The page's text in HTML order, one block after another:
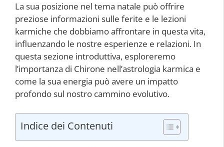
La sua posizione nel tema natale può offrire
preziose informazioni sulle ferite e le lezioni
karmiche che dobbiamo affrontare in questa vita,
influenzando le nostre esperienze e relazioni. In
questa sezione introduttiva, esploreremo
l’importanza di Chirone nell’astrologia karmica e
come la sua energia può avere un impatto
profondo sul nostro cammino evolutivo.
Indice dei Contenuti